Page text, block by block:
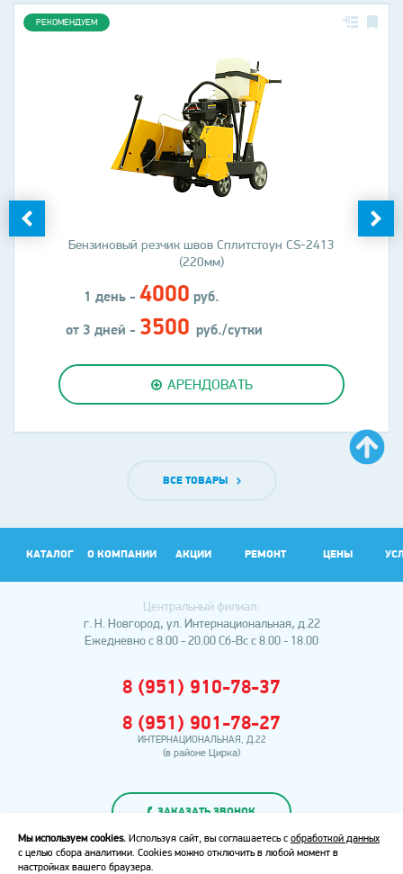
Бензиновый резчик швов Сплитстоун CS-2413
(220мм)
1 день - 4000 руб.
от 3 дней - 3500 руб./сутки
АРЕНДОВАТЬ
РЕКОМЕНДУЕМ
ВСЕ ТОВАРЫ
КАТАЛОГ О КОМПАНИИ АКЦИИ РЕМОНТ ЦЕНЫ
Центральный филиал:
г. Н. Новгород, ул. Интернациональная, д.22
Ежедневно с 8.00 - 20.00Сб-Вс с 8.00 - 18.00
Политика
8 (951) 910-78-37
8 (951) 901-78-27
ИНТЕРНАЦИОНАЛЬНАЯ, Д.22
(в районе Цирка)
ЗАКАЗАТЬ ЗВОНОК
Мы используем cookies. Используя сайт, вы соглашаетесь с обработкой данных
с целью сбора аналитики. Cookies можно отключить в любой момент в
настройках вашего браузера.